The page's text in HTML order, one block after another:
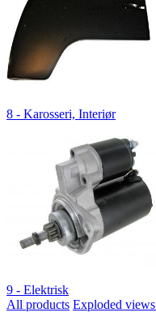
8 - Karosseri, Interiør
9 - Elektrisk
All products Exploded views